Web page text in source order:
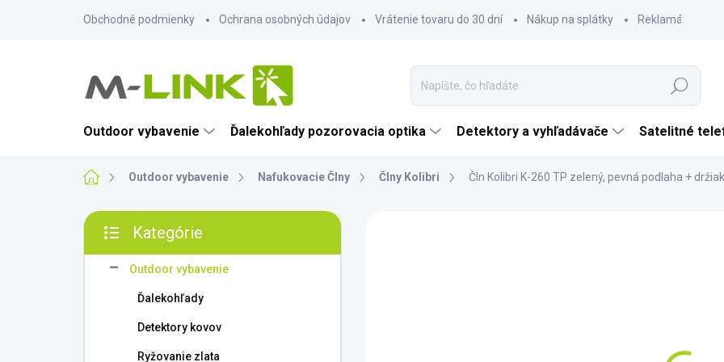
Obchodné podmienky Ochrana osobných údajov Vrátenie tovaru do 30 dní Nákup na splátky Reklamácia
Hľadať
Outdoor vybavenie Ďalekohľady pozorovacia optika Detektory a vyhľadávače Satelitné
DomovOutdoor vybavenie Nafukovacie Člny Člny Kolibri Čln Kolibri K-260 TP zelený, pevná podlaha +
B
č
kategórie
Kategórie
Outdoor vybavenie
Ďalekohľady
Detektory kovov
Ryžovanie zlata